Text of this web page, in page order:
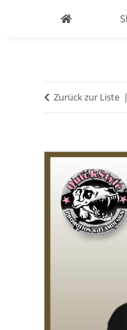
Zurück zur Liste